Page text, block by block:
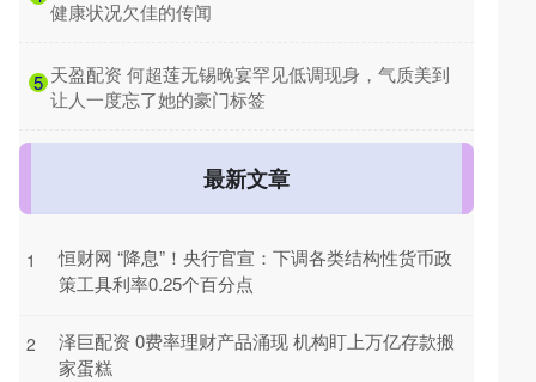
健康状况欠佳的传闻
5 ​天盈配资 何超莲无锡晚宴罕见低调现身，气质美到
让人一度忘了她的豪门标签
最新文章
1
恒财网 “降息”！央行官宣：下调各类结构性货币政
策工具利率0.25个百分点
2
泽巨配资 0费率理财产品涌现 机构盯上万亿存款搬
家蛋糕